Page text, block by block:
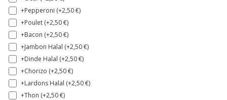
+Pepperoni (+2,50€)
+Poulet (+2,50€)
+Bacon (+2,50€)
+Jambon Halal (+2,50€)
+Dinde Halal (+2,50€)
+Chorizo (+2,50€)
+Lardons Halal (+2,50€)
+Thon (+2,50€)